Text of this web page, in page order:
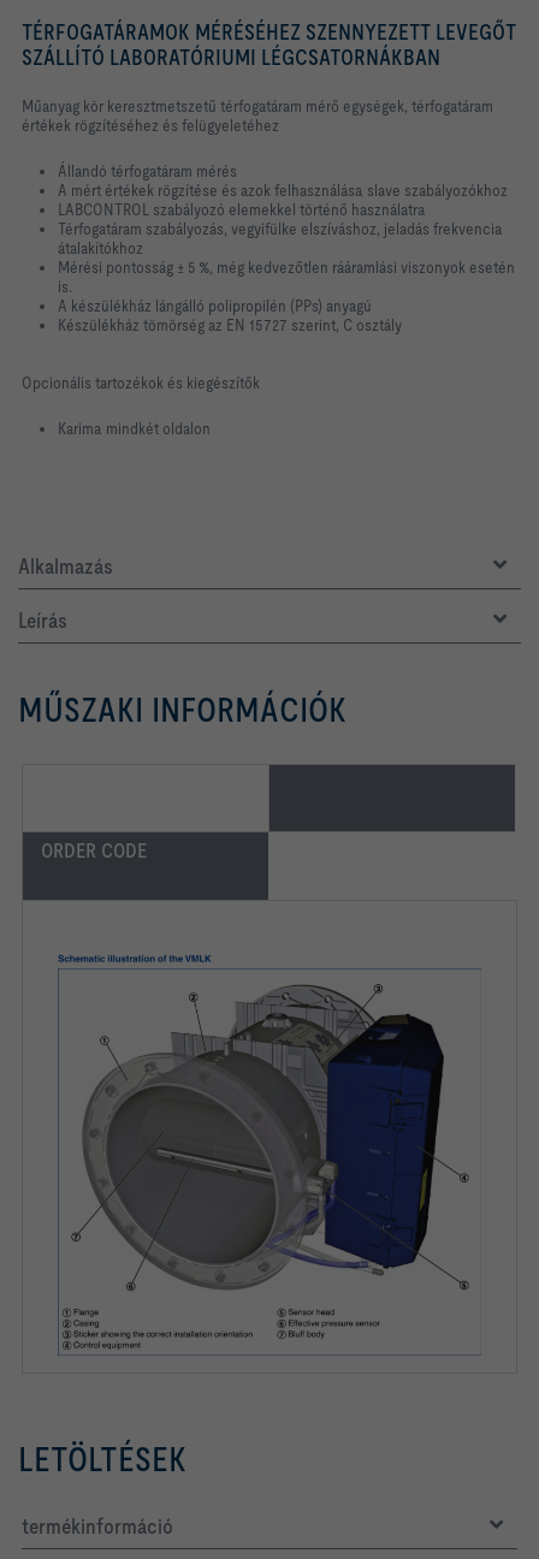
TÉRFOGATÁRAMOK MÉRÉSÉHEZ SZENNYEZETT LEVEGŐT
SZÁLLÍTÓ LABORATÓRIUMI LÉGCSATORNÁKBAN
Műanyag kör keresztmetszetű térfogatáram mérő egységek, térfogatáram
értékek rögzítéséhez és felügyeletéhez
Állandó térfogatáram mérés
A mért értékek rögzítése és azok felhasználása slave szabályozókhoz
LABCONTROL szabályozó elemekkel történő használatra
Térfogatáram szabályozás, vegyifülke elszíváshoz, jeladás frekvencia
átalakítókhoz
Mérési pontosság ± 5 %, még kedvezőtlen rááramlási viszonyok esetén
is.
A készülékház lángálló polipropilén (PPs) anyagú
Készülékház tömörség az EN 15727 szerint, C osztály
Opcionális tartozékok és kiegészítők
Karima mindkét oldalon
Alkalmazás
Leírás
MŰSZAKI INFORMÁCIÓK
ORDER CODE
LETÖLTÉSEK
termékinformáció